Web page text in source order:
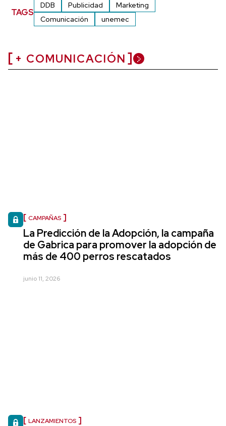
TAGS
DDB Publicidad
Marketing
Comunicación
unemec
+ COMUNICACIÓN
CAMPAÑAS
La Predicción de la Adopción, la campaña
de Gabrica para promover la adopción de
más de 400 perros rescatados
junio 11, 2026
LANZAMIENTOS